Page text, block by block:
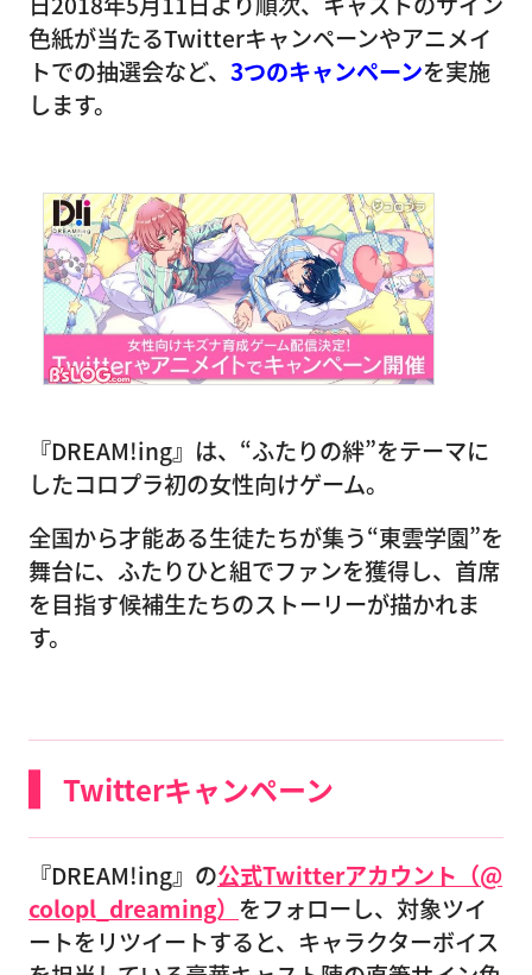
色紙が当たるTwitterキャンペーンやアニメイ
トでの抽選会など、 3つのキャンペーンを実施
します。
『DREAM!ing』は、“ふたりの絆”をテーマに
したコロプラ初の女性向けゲーム。
全国から才能ある生徒たちが集う“東雲学園”を
舞台に、ふたりひと組でファンを獲得し、首席
を目指す候補生たちのストーリーが描かれま
す。
Twitterキャンペーン
『DREAM!ing』の公式Twitterアカウント（@
colopl_dreaming） をフォローし、対象ツイ
ートをリツイートすると、キャラクターボイス